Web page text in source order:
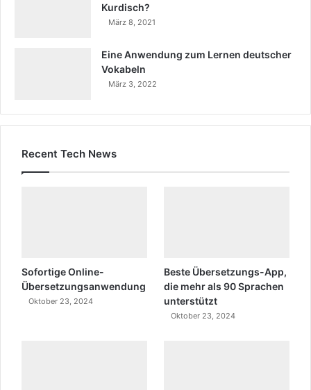
Kurdisch?
März 8, 2021
Eine Anwendung zum Lernen deutscher
Vokabeln
März 3, 2022
Recent Tech News
Sofortige Online-
Übersetzungsanwendung
Oktober 23, 2024
Beste Übersetzungs-App,
die mehr als 90 Sprachen
unterstützt
Oktober 23, 2024